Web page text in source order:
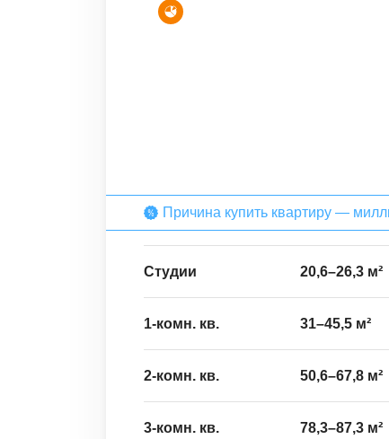
Причина купить квартиру —
Студии 20,6–26,3 м²
1-комн. кв. 31–45,5 м²
2-комн. кв. 50,6–67,8 м²
3-комн. кв. 78,3–87,3 м²